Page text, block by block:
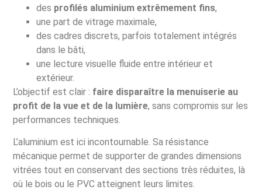
des profilés aluminium extrêmement fins,
une part de vitrage maximale,
des cadres discrets, parfois totalement intégrés
dans le bâti,
une lecture visuelle fluide entre intérieur et
extérieur.
L’objectif est clair : faire disparaître la menuiserie au
profit de la vue et de la lumière, sans compromis sur les
performances techniques.
L’aluminium est ici incontournable. Sa résistance
mécanique permet de supporter de grandes dimensions
vitrées tout en conservant des sections très réduites, là
où le bois ou le PVC atteignent leurs limites.